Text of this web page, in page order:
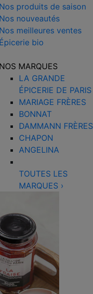
Nos produits de saison
Nos nouveautés
Nos meilleures ventes
Épicerie bio
NOS MARQUES
LA GRANDE
ÉPICERIE DE PARIS
MARIAGE FRÈRES
BONNAT
DAMMANN FRÈRES
CHAPON
ANGELINA
TOUTES LES
MARQUES ›